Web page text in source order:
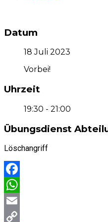
Datum
18 Juli 2023
Vorbei!
Uhrzeit
19:30 - 21:00
Übungsdienst
Löschangriff
Facebook
WhatsApp
Email